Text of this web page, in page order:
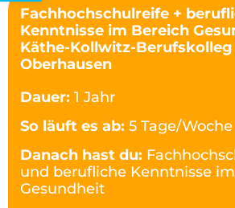
Fachhochschulreife +
Kenntnisse im Bereich
Käthe-Kollwitz-
Oberhausen
Dauer: 1 Jahr
So läuft es ab: 5 Tage/
Danach hast du:
und berufliche Kenntnisse
Gesundheit